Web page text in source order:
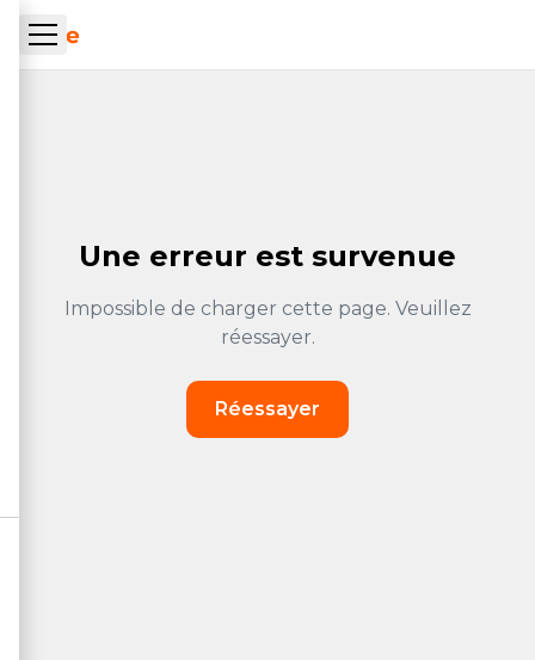
Skip to main content
Une erreur est survenue
Impossible de charger cette page. Veuillez
réessayer.
Réessayer